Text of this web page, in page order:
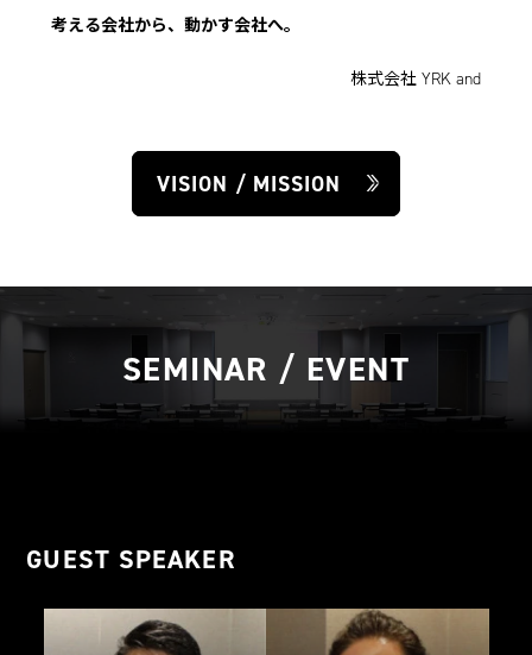
考える会社から、動かす会社へ。
株式会社 YRK and
VISION / MISSION
SEMINAR / EVENT
GUEST SPEAKER